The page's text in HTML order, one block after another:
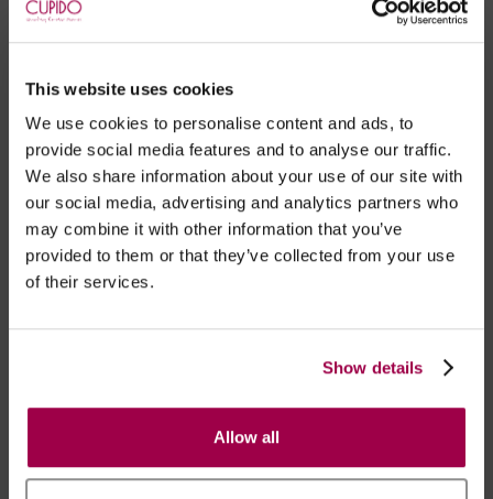
This website uses cookies
We use cookies to personalise content and ads, to
provide social media features and to analyse our traffic.
We also share information about your use of our site with
our social media, advertising and analytics partners who
may combine it with other information that you’ve
provided to them or that they’ve collected from your use
of their services.
Show details
Allow all
Marca:All Black
- Embalagens 100% discretas
- *Entrega em 24 horas para pedidos antes das 16:00 h.
Após as 16:00 h, a sua encomenda será entregue em 48
horas, dias úteis. Portugal e Espanha Continental para
artigos em stock. Portes gratis depende do país de envio.
Possibilidade de atraso em épocas festivas.